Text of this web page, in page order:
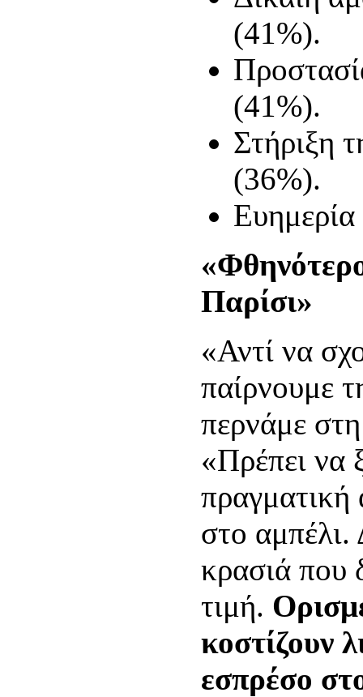
(41%).
(41%).
Στήριξη
(36%).
Παρίσι»
«Αντί να
παίρνουμε
περνάμε
«Πρέπει να
πραγματική
στο
κρασιά που
τιμή.
κοστίζουν
εσπρέσο